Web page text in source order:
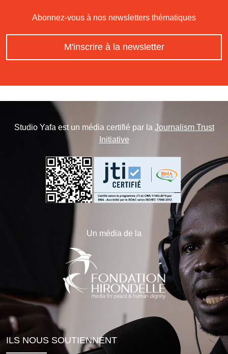
Abonnez-vous à nos newsletters thématiques
M'inscrire à la newsletter
Studio Yafa est un média certifié par la Journalism Trust
Initiative
Un média de la
ILS NOUS SOUTIENNENT